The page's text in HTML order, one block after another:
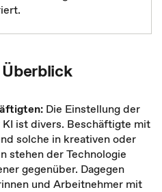
Die Einstellung der
ist divers. Beschäftigte mit
solche in kreativen oder
stehen der Technologie
gegenüber. Dagegen
und Arbeitnehmer mit